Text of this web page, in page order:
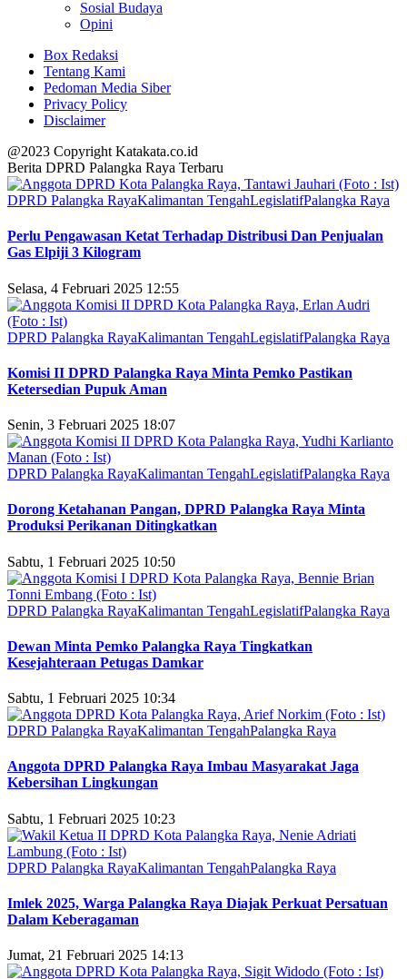
Sosial Budaya
Opini
Box Redaksi
Tentang Kami
Pedoman Media Siber
Privacy Policy
Disclaimer
@2023 Copyright Katakata.co.id
Berita DPRD Palangka Raya Terbaru
DPRD Palangka RayaKalimantan TengahLegislatifPalangka Raya
Perlu Pengawasan Ketat Terhadap Distribusi Dan Penjualan
Gas Elpiji 3 Kilogram
Selasa, 4 Februari 2025 12:55
DPRD Palangka RayaKalimantan TengahLegislatifPalangka Raya
Komisi II DPRD Palangka Raya Minta Pemko Pastikan
Ketersedian Pupuk Aman
Senin, 3 Februari 2025 18:07
DPRD Palangka RayaKalimantan TengahLegislatifPalangka Raya
Dorong Ketahanan Pangan, DPRD Palangka Raya Minta
Produksi Perikanan Ditingkatkan
Sabtu, 1 Februari 2025 10:50
DPRD Palangka RayaKalimantan TengahLegislatifPalangka Raya
Dewan Minta Pemko Palangka Raya Tingkatkan
Kesejahteraan Petugas Damkar
Sabtu, 1 Februari 2025 10:34
DPRD Palangka RayaKalimantan TengahPalangka Raya
Anggota DPRD Palangka Raya Imbau Masyarakat Jaga
Kebersihan Lingkungan
Sabtu, 1 Februari 2025 10:23
DPRD Palangka RayaKalimantan TengahPalangka Raya
Imlek 2025, Warga Palangka Raya Diajak Perkuat Persatuan
Dalam Keberagaman
Jumat, 21 Februari 2025 14:13